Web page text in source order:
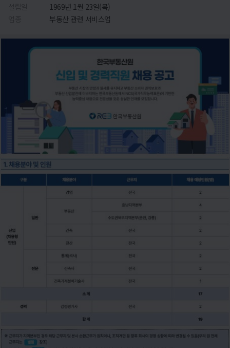
1969년 1월 23일(목)
부동산 관련 서비스업